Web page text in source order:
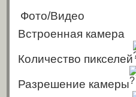
Фото/Видео
Встроенная камера
Количество пикселей
Разрешение камеры